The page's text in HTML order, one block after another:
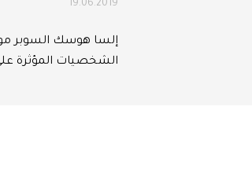
19.06.2019
الشخصيات المؤثرة